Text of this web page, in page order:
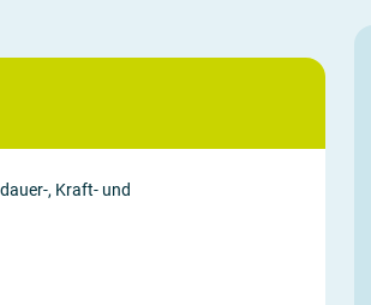
, Kraft- und